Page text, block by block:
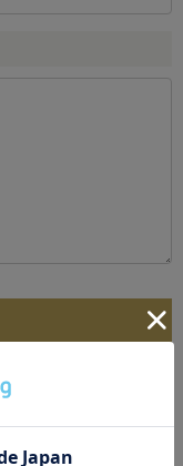
信設定やセキュリテ
います。